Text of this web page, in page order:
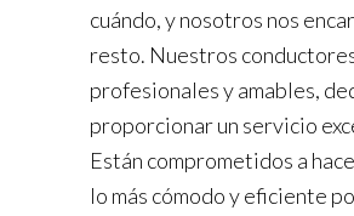
cuándo, y nosotros nos
resto. Nuestros
profesionales y amables,
proporcionar un servicio
Están comprometidos a
lo más cómodo y eficiente